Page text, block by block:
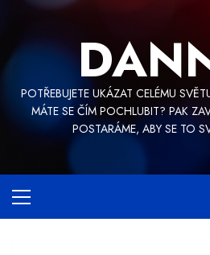
content
POTŘEBUJETE UKÁZAT CELÉMU
MÁTE SE ČÍM POCHLUBIT? PAK
POSTARÁME, ABY SE TO
Menu